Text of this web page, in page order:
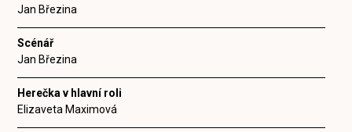
Jan Březina
Scénář
Jan Březina
Herečka v hlavní roli
Elizaveta Maximová